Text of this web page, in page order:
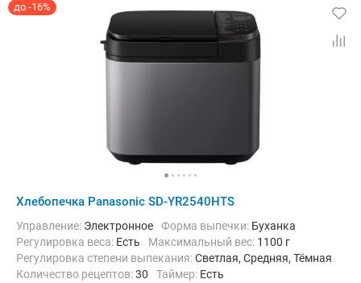
до -16%
Хлебопечка Panasonic SD-YR2540HTS
Управление: Электронное Форма выпечки: Буханка
регулировка веса: Есть максимальный вес: 1100 г
Регулировка степени выпекания:Светлая, Средняя, Тёмная
Количество рецептов:30 таймер: Есть